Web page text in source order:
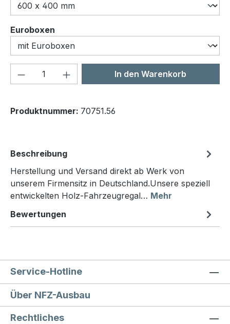
Euroboxen
Produkt Anzahl: Gib denIn den Warenkorb
Produktnummer: 70751.56
Beschreibung
Herstellung und Versand direkt ab Werk von
unserem Firmensitz in Deutschland.Unsere speziell
entwickelten Holz-Fahrzeugregal… Mehr
Bewertungen
Service-Hotline
Über NFZ-Ausbau
Rechtliches